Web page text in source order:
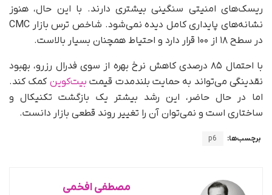
ریسک‌های امنیتی سنگینی بیشتری دارند. با این حال، هنوز
نشانه‌های پایداری کامل دیده نمی‌شود. شاخص ترس بازار CMC
در سطح ۱۸ از ۱۰۰ قرار دارد و احتیاط همچنان بسیار بالاست.
با احتمال ۸۵ درصدی کاهش نرخ بهره از سوی فدرال رزرو، بهبود
نقدینگی می‌تواند به حمایت بلندمدت قیمت بیت‌کوینکمک کند.
اما در حال حاضر، این رشد بیشتر یک بازگشت تکنیکال و
ساختاری است و نمی‌توان آن را تغییر روند قطعی بازار دانست.
برچسب‌ها: p6
مصطفی افخمی